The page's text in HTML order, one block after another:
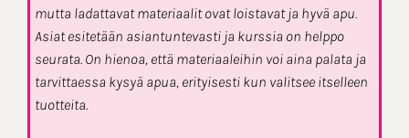
mutta ladattavat materiaalit ovat loistavat ja hyvä apu.
Asiat esitetään asiantuntevasti ja kurssia on helppo
seurata. On hienoa, että materiaaleihin voi aina palata ja
tarvittaessa kysyä apua, erityisesti kun valitsee itselleen
tuotteita.